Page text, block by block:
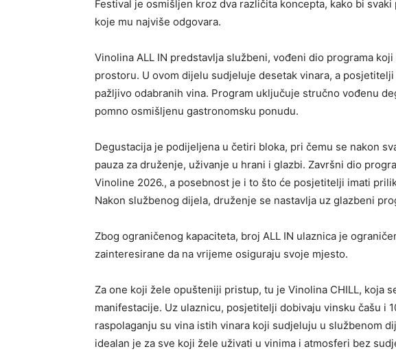
Festival je osmišljen kroz dva različita koncepta, kako bi
koje mu najviše odgovara.
Vinolina ALL IN predstavlja službeni, vođeni dio programa
prostoru. U ovom dijelu sudjeluje desetak vinara, a
pažljivo odabranih vina. Program uključuje stručno vođenu
pomno osmišljenu gastronomsku ponudu.
Degustacija je podijeljena u četiri bloka, pri čemu se nakon
pauza za druženje, uživanje u hrani i glazbi. Završni dio
Vinoline 2026., a posebnost je i to što će posjetitelji imati
Nakon službenog dijela, druženje se nastavlja uz glazbeni
Zbog ograničenog kapaciteta, broj ALL IN ulaznica je
zainteresirane da na vrijeme osiguraju svoje mjesto.
Za one koji žele opušteniji pristup, tu je Vinolina CHILL, koja
manifestacije. Uz ulaznicu, posjetitelji dobivaju vinsku čašu i
raspolaganju su vina istih vinara koji sudjeluju u službenom
idealan je za sve koji žele uživati u vinima i atmosferi bez